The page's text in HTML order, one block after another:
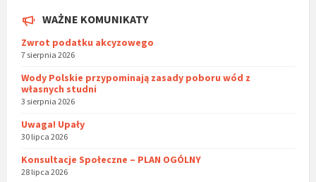
WAŻNE KOMUNIKATY
Zwrot podatku akcyzowego
7 sierpnia 2026
Wody Polskie przypominają zasady poboru wód z
własnych studni
3 sierpnia 2026
Uwaga! Upały
30 lipca 2026
Konsultacje Społeczne – PLAN OGÓLNY
28 lipca 2026